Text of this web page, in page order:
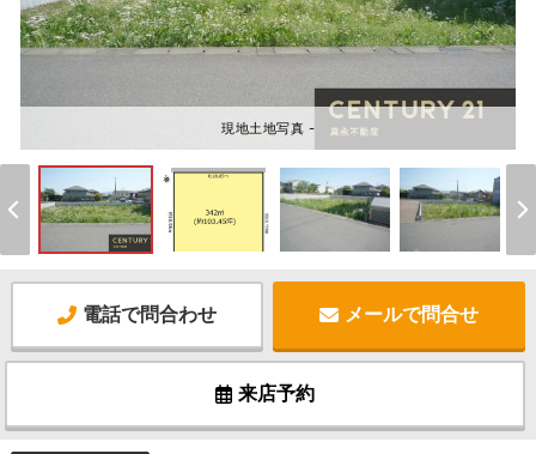
現地土地写真 -
電話で問合わせ メールで問合せ
来店予約